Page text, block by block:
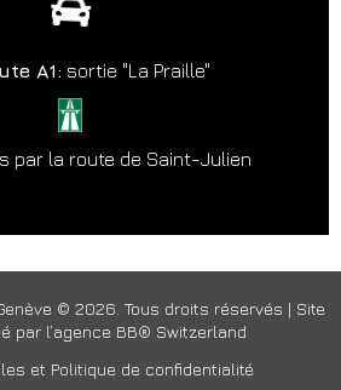
A1: sortie "La Praille"
par la route de Saint-Julien
© 2026. Tous droits réservés | Site
par l’agence BB® Switzerland
et Politique de confidentialité